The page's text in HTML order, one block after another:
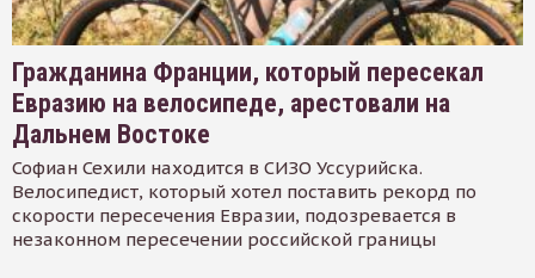
Гражданина Франции, который пересекал
Евразию на велосипеде, арестовали на
Дальнем Востоке
Софиан Сехили находится в СИЗО Уссурийска.
Велосипедист, который хотел поставить рекорд по
скорости пересечения Евразии, подозревается в
незаконном пересечении российской границы